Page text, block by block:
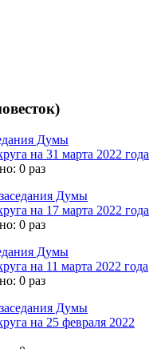
Думы
на 31 марта 2022 года
0 раз
Думы
на 17 марта 2022 года
0 раз
Думы
на 11 марта 2022 года
0 раз
Думы
на 25 февраля 2022